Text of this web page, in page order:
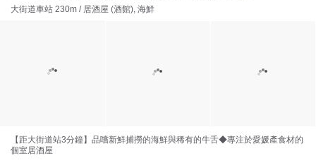
大街道車站 230m / 居酒屋 (酒館), 海鮮
【距大街道站3分鐘】品嚐新鮮捕撈的海鮮與稀有的牛舌◆專注於愛媛產食材的
個室居酒屋